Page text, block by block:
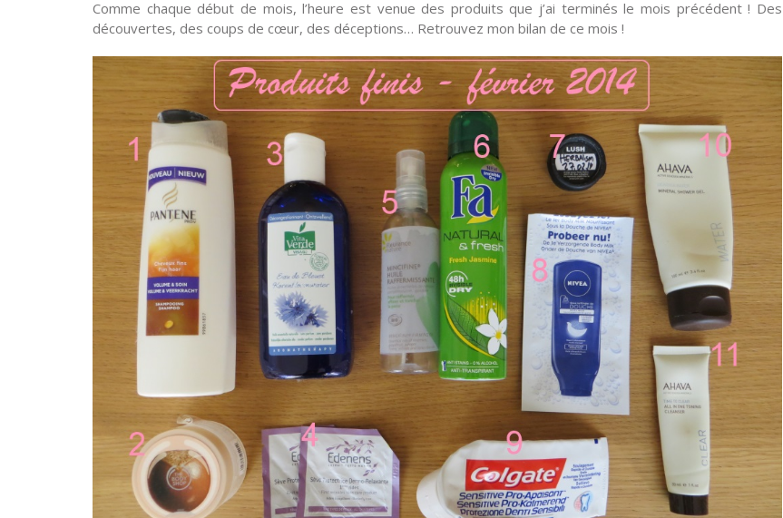
Comme chaque début de mois, l’heure est venue des produits que j’ai terminés le mois précédent ! Des
découvertes, des coups de cœur, des déceptions… Retrouvez mon bilan de ce mois !